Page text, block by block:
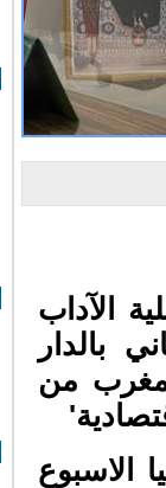
الآداب
بالدار
من
الاسبوع